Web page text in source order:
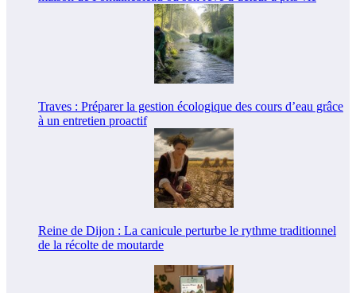
Traves : Préparer la gestion écologique des cours d’eau grâce
à un entretien proactif
Reine de Dijon : La canicule perturbe le rythme traditionnel
de la récolte de moutarde